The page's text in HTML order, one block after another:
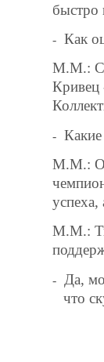
быстро
- Как
М.М.: С
Кривец
-
М.М.:
успеха,
М.М.: Ты
-
Да,
что